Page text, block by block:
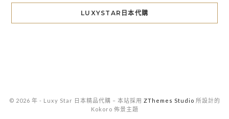
LUXYSTAR日本代購
© 2026 年 - Luxy Star 日本精品代購 – 本站採用 ZThemes Studio 所設計的
Kokoro 佈景主題